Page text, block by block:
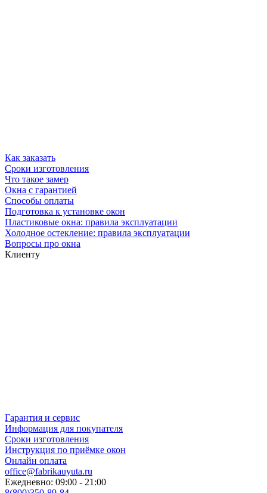
Как заказать
Сроки изготовления
Что такое замер
Окна с гарантией
Способы оплаты
Подготовка к установке окон
Пластиковые окна: правила эксплуатации
Холодное остекление: правила эксплуатации
Вопросы про окна
Клиенту
Гарантия и сервис
Информация для покупателя
Сроки изготовления
Инструкция по приёмке окон
Онлайн оплата
office@fabrikauyuta.ru
Ежедневно: 09:00 - 21:00